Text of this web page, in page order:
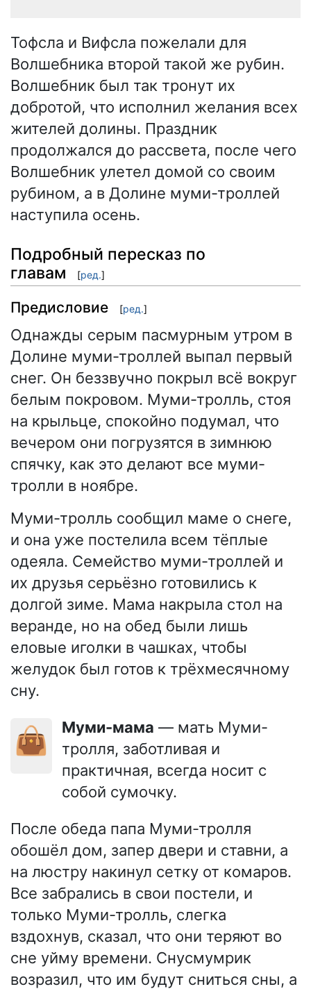
Тофсла и Вифсла пожелали для
Волшебника второй такой же рубин.
Волшебник был так тронут их
добротой, что исполнил желания всех
жителей долины. Праздник
продолжался до рассвета, после чего
Волшебник улетел домой со своим
рубином, а в Долине муми-троллей
наступила осень.
Подробный пересказ по
главам
[ред.]
Предисловие [ред.]
Однажды серым пасмурным утром в
Долине муми-троллей выпал первый
снег. Он беззвучно покрыл всё вокруг
белым покровом. Муми-тролль, стоя
на крыльце, спокойно подумал, что
вечером они погрузятся в зимнюю
спячку, как это делают все муми-
тролли в ноябре.
Муми-тролль сообщил маме о снеге,
и она уже постелила всем тёплые
одеяла. Семейство муми-троллей и
их друзья серьёзно готовились к
долгой зиме. Мама накрыла стол на
веранде, но на обед были лишь
еловые иголки в чашках, чтобы
желудок был готов к трёхмесячному
сну.
👜 Муми-мама — мать Муми-
тролля, заботливая и
практичная, всегда носит с
собой сумочку.
После обеда папа Муми-тролля
обошёл дом, запер двери и ставни, а
на люстру накинул сетку от комаров.
Все забрались в свои постели, и
только Муми-тролль, слегка
вздохнув, сказал, что они теряют во
сне уйму времени. Снусмумрик
возразил, что им будут сниться сны, а